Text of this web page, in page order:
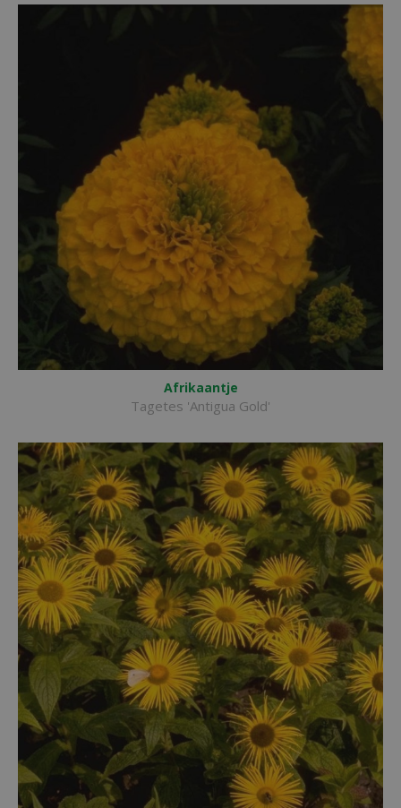
Afrikaantje
Tagetes 'Antigua Gold'